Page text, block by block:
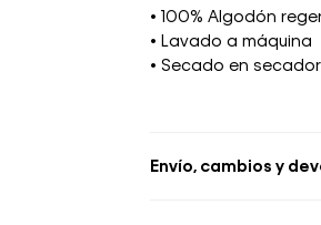
• 100% Algodón
• Lavado a máquina
• Secado en
Envío, cambios y